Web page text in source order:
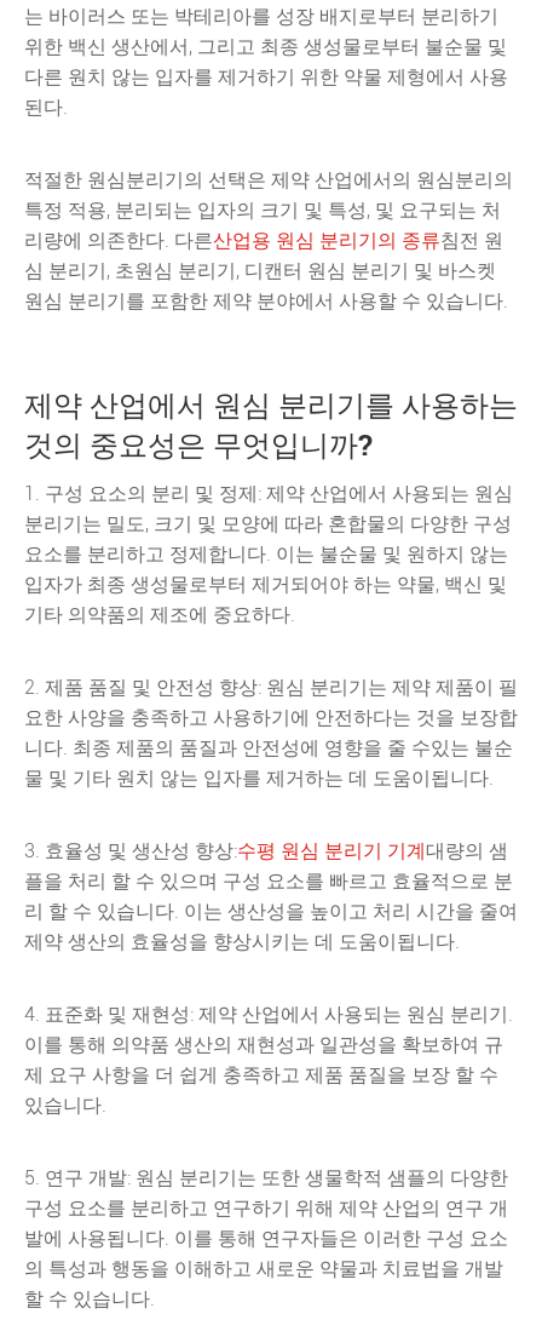
는 바이러스 또는 박테리아를 성장 배지로부터 분리하기
위한 백신 생산에서, 그리고 최종 생성물로부터 불순물 및
다른 원치 않는 입자를 제거하기 위한 약물 제형에서 사용
된다.
적절한 원심분리기의 선택은 제약 산업에서의 원심분리의
특정 적용, 분리되는 입자의 크기 및 특성, 및 요구되는 처
리량에 의존한다. 다른산업용 원심 분리기의 종류침전 원
심 분리기, 초원심 분리기, 디캔터 원심 분리기 및 바스켓
원심 분리기를 포함한 제약 분야에서 사용할 수 있습니다.
제약 산업에서 원심 분리기를 사용하는
것의 중요성은 무엇입니까?
1. 구성 요소의 분리 및 정제: 제약 산업에서 사용되는 원심
분리기는 밀도, 크기 및 모양에 따라 혼합물의 다양한 구성
요소를 분리하고 정제합니다. 이는 불순물 및 원하지 않는
입자가 최종 생성물로부터 제거되어야 하는 약물, 백신 및
기타 의약품의 제조에 중요하다.
2. 제품 품질 및 안전성 향상: 원심 분리기는 제약 제품이 필
요한 사양을 충족하고 사용하기에 안전하다는 것을 보장합
니다. 최종 제품의 품질과 안전성에 영향을 줄 수있는 불순
물 및 기타 원치 않는 입자를 제거하는 데 도움이됩니다.
3. 효율성 및 생산성 향상:수평 원심 분리기 기계 대량의 샘
플을 처리 할 수 있으며 구성 요소를 빠르고 효율적으로 분
리 할 수 있습니다. 이는 생산성을 높이고 처리 시간을 줄여
제약 생산의 효율성을 향상시키는 데 도움이됩니다.
4. 표준화 및 재현성: 제약 산업에서 사용되는 원심 분리기.
이를 통해 의약품 생산의 재현성과 일관성을 확보하여 규
제 요구 사항을 더 쉽게 충족하고 제품 품질을 보장 할 수
있습니다.
5. 연구 개발: 원심 분리기는 또한 생물학적 샘플의 다양한
구성 요소를 분리하고 연구하기 위해 제약 산업의 연구 개
발에 사용됩니다. 이를 통해 연구자들은 이러한 구성 요소
의 특성과 행동을 이해하고 새로운 약물과 치료법을 개발
할 수 있습니다.